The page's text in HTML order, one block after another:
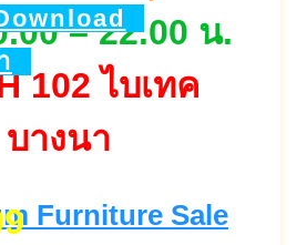
– 22.00 น.
102 ไบเทค
บางนา